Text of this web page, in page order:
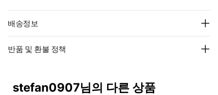
배송정보
반품 및 환불 정책
stefan0907님의 다른 상품